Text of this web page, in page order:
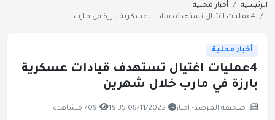
الرئيسية
أخبار محلية
4عمليات اغتيال تستهدف قيادات عسكرية بارزة في مارب...
أخبار محلية
4عمليات اغتيال تستهدف قيادات عسكرية
بارزة في مارب خلال شهرين
صحيفة المرصد- اخبار 08/11/2022 19:35 709 مشاهدة